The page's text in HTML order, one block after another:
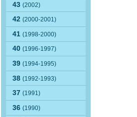
43(2002)
42(2000-2001)
41(1998-2000)
40(1996-1997)
39(1994-1995)
38(1992-1993)
37(1991)
36(1990)